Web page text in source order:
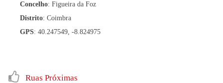
Concelho: Figueira da Foz
Distrito: Coimbra
GPS: 40.247549, -8.824975
Ruas Próximas